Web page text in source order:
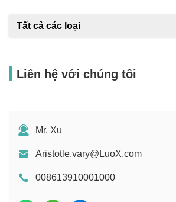
Tất cả các loại
Liên hệ với chúng tôi
Mr. Xu
Aristotle.vary@LuoX.com
008613910001000